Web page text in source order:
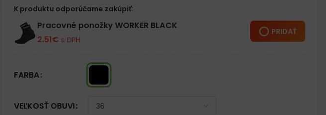
– Pohodlná obuv
– Absorpcia energie v päte
K produktu odporúčame zakúpiť:
Pracovné ponožky WORKER BLACK
2.51€ s DPH
PRIDAŤ
FARBA
VEĽKOSŤ OBUVI